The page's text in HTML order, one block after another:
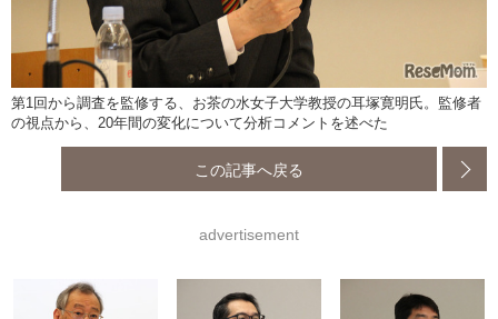
第1回から調査を監修する、お茶の水女子大学教授の耳塚寛明氏。監修者
の視点から、20年間の変化について分析コメントを述べた
この記事へ戻る
advertisement